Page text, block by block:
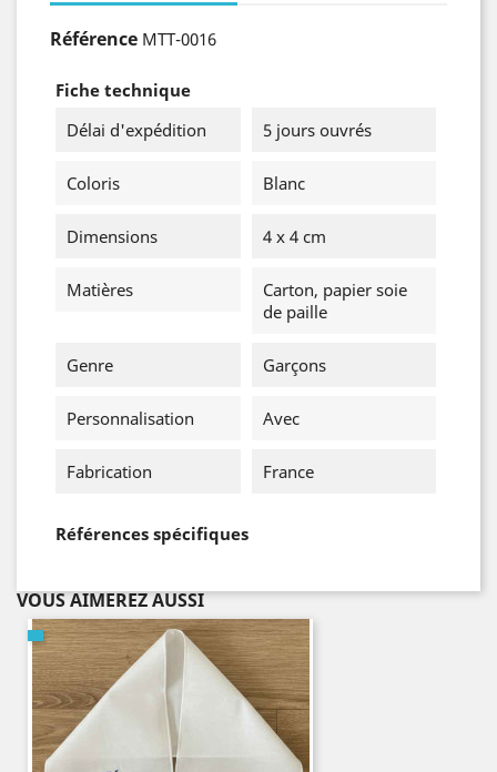
Référence MTT-0016
Fiche technique
Délai d'expédition
5 jours ouvrés
Coloris Blanc
Dimensions 4 x 4 cm
Matières
Carton, papier soie
de paille
Genre Garçons
Personnalisation Avec
Fabrication France
Références spécifiques
VOUS AIMEREZ AUSSI